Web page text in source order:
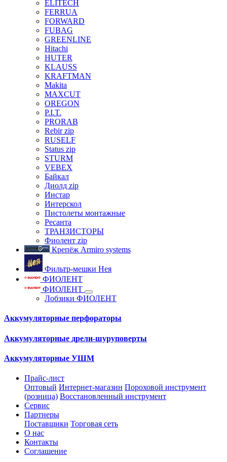
ELITECH
FERRUA
FORWARD
FUBAG
GREENLINE
Hitachi
HUTER
KLAUSS
KRAFTMAN
Makita
MAXCUT
OREGON
P.I.T.
PRORAB
Rebir zip
RUSELF
Status zip
STURM
VEBEX
Байкал
Диолд zip
Инстар
Интерскол
Пистолеты монтажные
Ресанта
ТРАНЗИСТОРЫ
Фиолент zip
Крепёж Armiro systems
Фильтр-мешки Нея
ФИОЛЕНТ
ФИОЛЕНТ
Лобзики ФИОЛЕНТ
Аккумуляторные перфораторы
Аккумуляторные дрели-шуруповерты
Аккумуляторные УШМ
Прайс-лист
Оптовый Интернет-магазин Пороховой инструмент
(розница) Восстановленный инструмент
Сервис
Партнеры
Поставщики Торговая сеть
О нас
Контакты
Соглашение